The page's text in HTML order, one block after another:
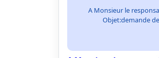
A Monsieur le
Objet:demande